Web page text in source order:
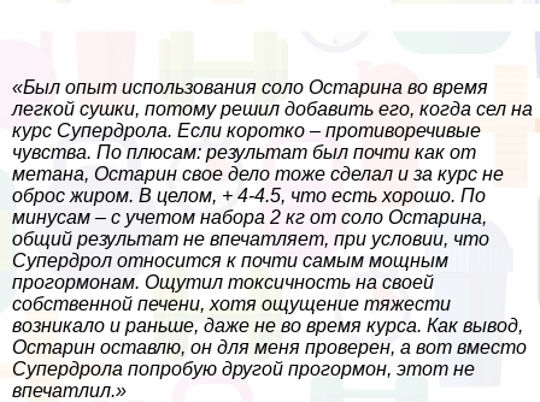
«Был опыт использования соло Остарина во время
легкой сушки, потому решил добавить его, когда сел на
курс Супердрола. Если коротко – противоречивые
чувства. По плюсам: результат был почти как от
метана, Остарин свое дело тоже сделал и за курс не
оброс жиром. В целом, + 4-4.5, что есть хорошо. По
минусам – с учетом набора 2 кг от соло Остарина,
общий результат не впечатляет, при условии, что
Супердрол относится к почти самым мощным
прогормонам. Ощутил токсичность на своей
собственной печени, хотя ощущение тяжести
возникало и раньше, даже не во время курса. Как вывод,
Остарин оставлю, он для меня проверен, а вот вместо
Супердрола попробую другой прогормон, этот не
впечатлил.»